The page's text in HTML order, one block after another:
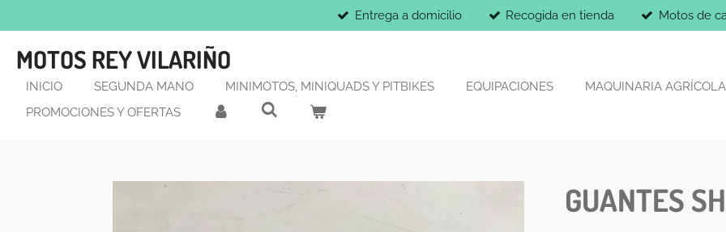
al
contenido
principal
Entrega a domicilio Recogida en tienda Motos de
MOTOS REY VILARIÑO
INICIO SEGUNDA MANO MINIMOTOS, MINIQUADS Y PITBIKES EQUIPACIONES
MAQUINARIA AGRÍCOLA
PROMOCIONES Y OFERTAS
GUANTES